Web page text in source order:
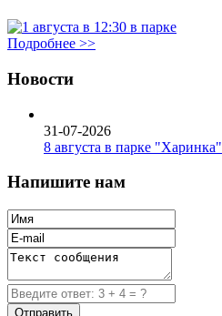
Подробнее >>
Новости
31-07-2026
8 августа в парке
Напишите нам